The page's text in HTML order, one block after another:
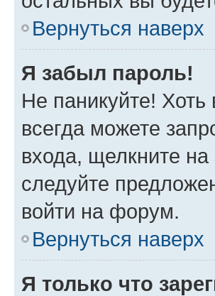
Вернуться наверх
Я забыл пароль!
Не паникуйте!
всегда можете
входа, щелкните
следуйте
войти на форум.
Вернуться наверх
Я только что